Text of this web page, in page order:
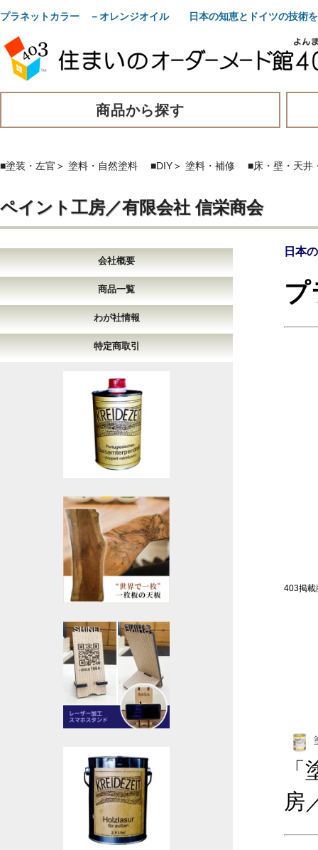
プラネットカラー －オレンジオイル 日本の知恵とドイツの技術を
商品から探す
■塗装・左官 ＞ 塗料・自然塗料 ■DIY＞ 塗料・補修 ■床・壁・天井
ペイント工房／有限会社 信栄商会
会社概要
商品一覧
わが社情報
特定商取引
日本
403掲載
房